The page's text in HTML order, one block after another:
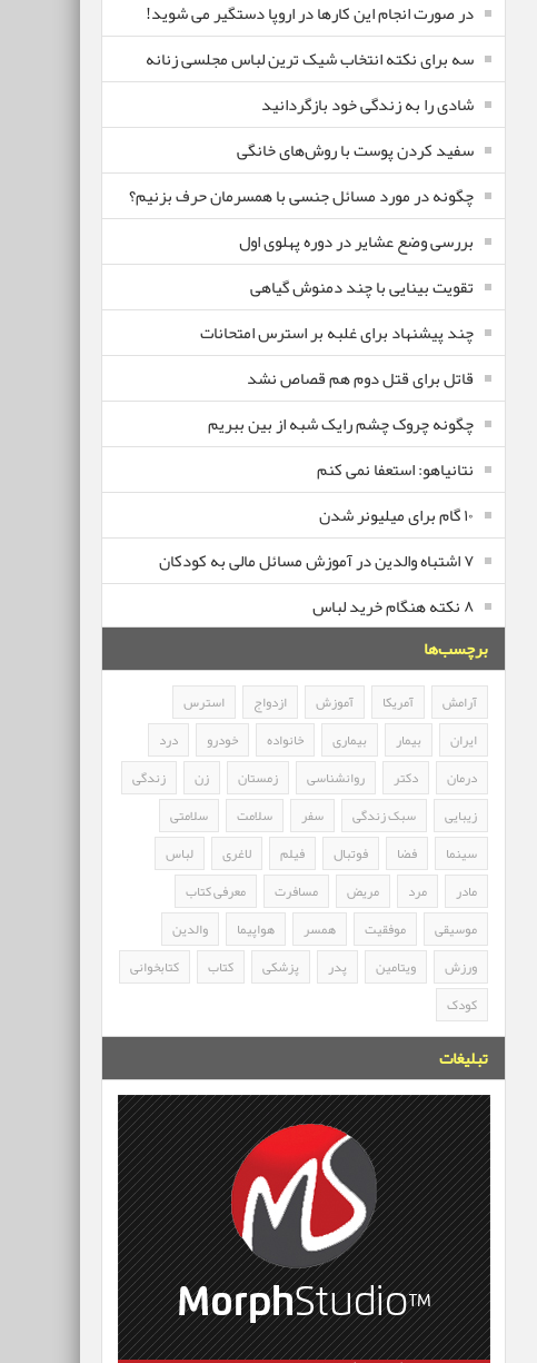
در صورت انجام این کارها در اروپا دستگیر می شوید!
سه برای نکته انتخاب شیک ترین لباس مجلسی زنانه
شادی را به زندگی خود بازگردانید
سفید کردن پوست با روش‌های خانگی
چگونه در مورد مسائل جنسی با همسرمان حرف بزنیم؟
بررسی وضع عشایر در دوره پهلوی اول
تقویت بینایی با چند دمنوش گیاهی
چند پیشنهاد برای غلبه بر استرس امتحانات
قاتل برای قتل دوم هم قصاص نشد
چگونه چروک چشم رایک شبه از بین ببریم
نتانیاهو: استعفا نمی کنم
۱۰ گام برای میلیونر شدن
۷ اشتباه والدین در آموزش مسائل مالی به کودکان
۸ نکته هنگام خرید لباس
برچسب‌ها
آرامش آمریکا آموزش ازدواج
استرس
ایران
بیمار بیماری خانواده خودرو
درد
درمان
دکتر روانشناسی زمستان زن
زندگی
زیبایی
سبک زندگی سفر سلامت
سلامتی
سینما
فضا فوتبال فیلم لاغری
لباس
مادر
مرد مریض مسافرت
معرفی کتاب
موسیقی
موفقیت همسر هواپیما
والدین
ورزش
ویتامین پدر پزشکی کتاب
کتابخوانی
کودک
تبلیغات